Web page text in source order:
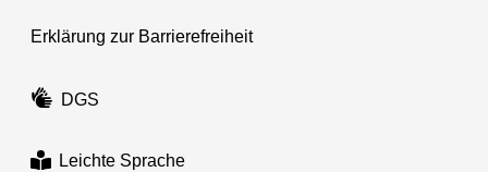
Erklärung zur Barrierefreiheit
DGS
Leichte Sprache